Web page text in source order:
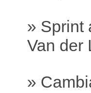
» Sprint
Van der
»